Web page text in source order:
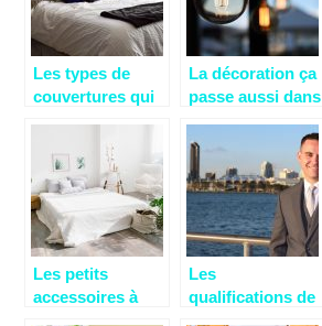
Les types de
couvertures qui
tenir au chaud!
La décoration ça
passe aussi dans
Les petits
accessoires à
Les
qualifications de